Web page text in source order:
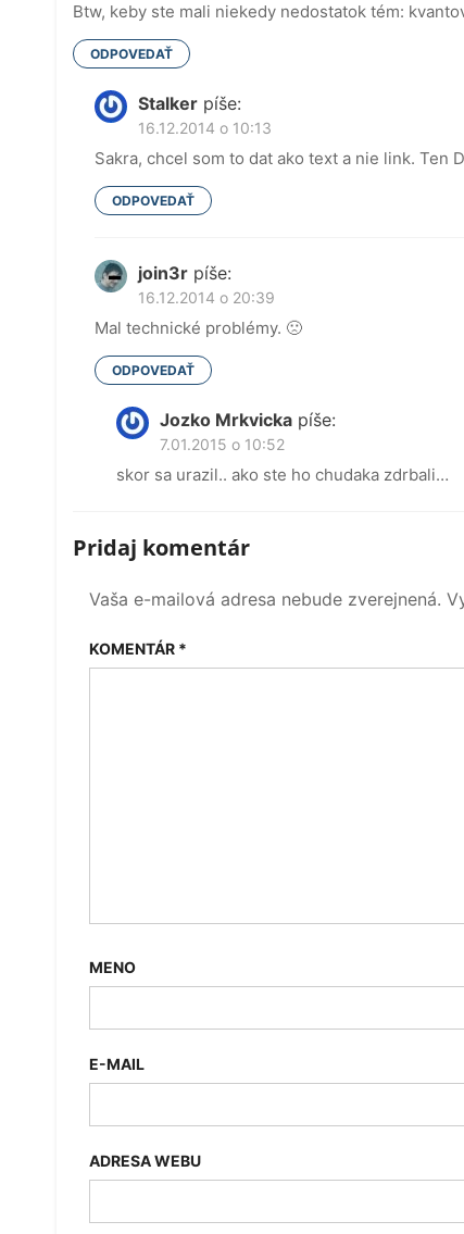
Btw, keby ste mali niekedy nedostatok tém:
ODPOVEDAŤ
Stalker píše:
16.12.2014 o 10:13
Sakra, chcel som to dat ako text a nie link. Ten
ODPOVEDAŤ
join3r píše:
16.12.2014 o 20:39
Mal technické problémy. 🙁
ODPOVEDAŤ
Jozko Mrkvicka píše:
7.01.2015 o 10:52
skor sa urazil.. ako ste ho chudaka zdrbali…
Pridaj komentár
Vaša e-mailová adresa nebude zverejnená.
KOMENTÁR *
MENO
E-MAIL
ADRESA WEBU